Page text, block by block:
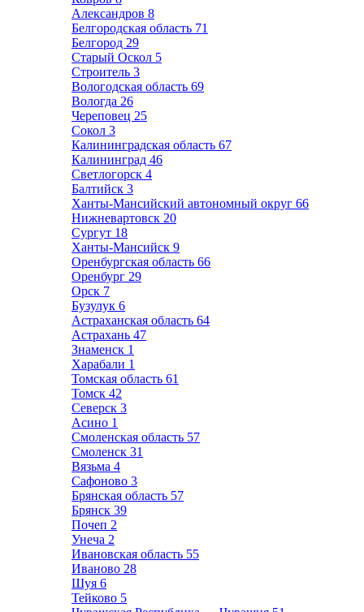
Александров 8
Белгородская область 71
Белгород 29
Старый Оскол 5
Строитель 3
Вологодская область 69
Вологда 26
Череповец 25
Сокол 3
Калининградская область 67
Калининград 46
Светлогорск 4
Балтийск 3
Ханты-Мансийский автономный округ 66
Нижневартовск 20
Сургут 18
Ханты-Мансийск 9
Оренбургская область 66
Оренбург 29
Орск 7
Бузулук 6
Астраханская область 64
Астрахань 47
Знаменск 1
Харабали 1
Томская область 61
Томск 42
Северск 3
Асино 1
Смоленская область 57
Смоленск 31
Вязьма 4
Сафоново 3
Брянская область 57
Брянск 39
Почеп 2
Унеча 2
Ивановская область 55
Иваново 28
Шуя 6
Тейково 5